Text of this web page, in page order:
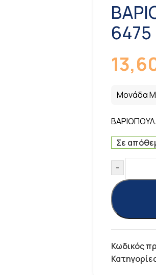
6475
Μονάδα
Σε
-
Κωδικός